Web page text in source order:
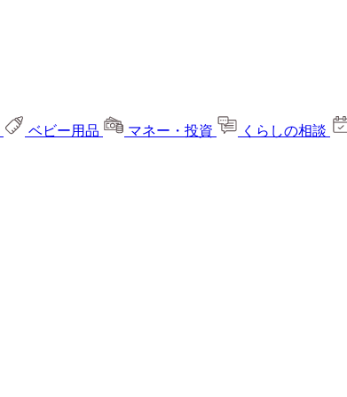
ベビー用品 マネー・投資 くらしの相談